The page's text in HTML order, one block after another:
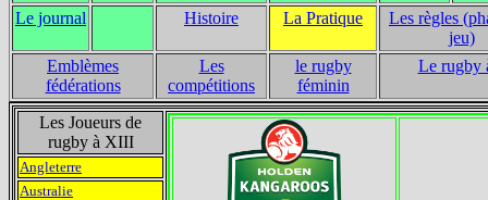
Le journal Histoire La Pratique
Les règles
jeu)
Emblèmes
fédérations
Les
compétitions
le rugby
féminin
Le rugby
Les Joueurs de
rugby à XIII
Angleterre
Australie